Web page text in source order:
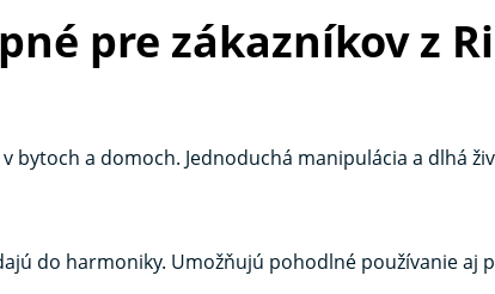
pre zákazníkov z
bytoch a domoch. Jednoduchá manipulácia a dlhá
do harmoniky. Umožňujú pohodlné používanie aj